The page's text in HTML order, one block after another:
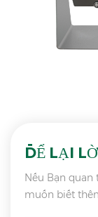
ĐỂ LẠI
Nếu Bạn quan
muốn biết